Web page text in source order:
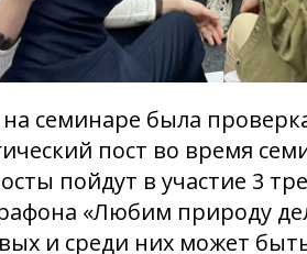
семинаре была
пост во время
пойдут в участие 3
«Любим природу
и среди них может